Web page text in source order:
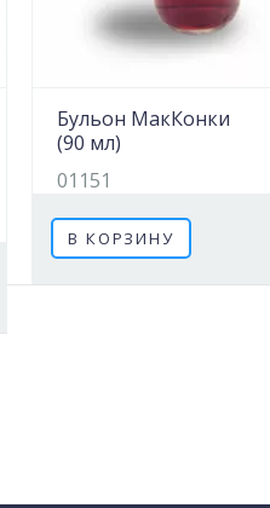
Бульон МакКонки
(90 мл)
01151
В КОРЗИНУ